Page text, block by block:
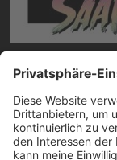
Die CHRO-Talk